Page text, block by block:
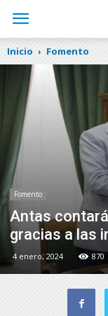
Inicio Fomento
Fomento
Antas
gracias a las
4 enero, 2024 870